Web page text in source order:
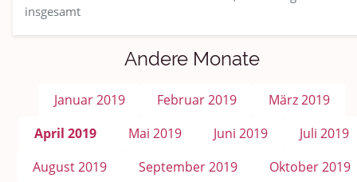
insgesamt
Andere Monate
Januar 2019 Februar 2019
März 2019
April 2019
Mai 2019 Juni 2019
Juli 2019
August 2019
September 2019
Oktober 2019